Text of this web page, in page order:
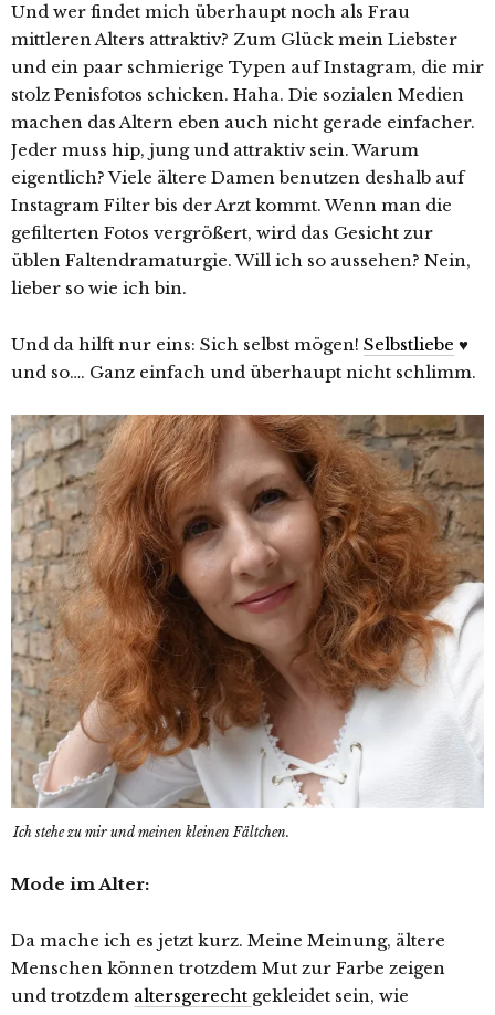
Und wer findet mich überhaupt noch als Frau
mittleren Alters attraktiv? Zum Glück mein Liebster
und ein paar schmierige Typen auf Instagram, die mir
stolz Penisfotos schicken. Haha. Die sozialen Medien
machen das Altern eben auch nicht gerade einfacher.
Jeder muss hip, jung und attraktiv sein. Warum
eigentlich? Viele ältere Damen benutzen deshalb auf
Instagram Filter bis der Arzt kommt. Wenn man die
gefilterten Fotos vergrößert, wird das Gesicht zur
üblen Faltendramaturgie. Will ich so aussehen? Nein,
lieber so wie ich bin.
Und da hilft nur eins: Sich selbst mögen! Selbstliebe ♥
und so…. Ganz einfach und überhaupt nicht schlimm.
Ich stehe zu mir und meinen kleinen Fältchen.
Mode im Alter:
Da mache ich es jetzt kurz. Meine Meinung, ältere
Menschen können trotzdem Mut zur Farbe zeigen
und trotzdem altersgerecht gekleidet sein, wie